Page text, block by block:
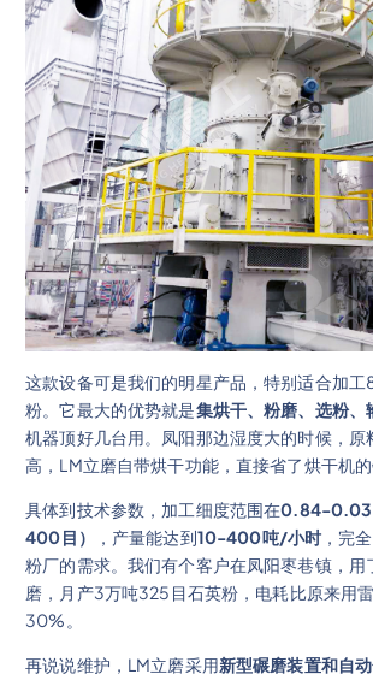
这款设备可是我们的明星产品，特别适合加
粉。它最大的优势就是集烘干、粉磨、选粉、
机器顶好几台用。凤阳那边湿度大的时候，原
高，LM立磨自带烘干功能，直接省了烘干机的
具体到技术参数，加工细度范围在0.84-
400目）
，产量能达到10-400吨/小时 ，完
粉厂的需求。我们有个客户在凤阳枣巷镇，用
磨，月产3万吨325目石英粉，电耗比原来用
30%。
再说说维护，LM立磨采用新型碾磨装置和自